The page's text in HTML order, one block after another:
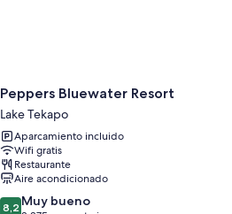
Peppers
Bluewater
Resort
Lake
Tekapo
Peppers Bluewater Resort
Lake Tekapo
Aparcamiento incluido
Wifi gratis
Restaurante
Aire acondicionado
8.2
8,2 Muy bueno